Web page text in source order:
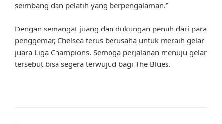
seimbang dan pelatih yang berpengalaman.”
Dengan semangat juang dan dukungan penuh dari para
penggemar, Chelsea terus berusaha untuk meraih gelar
juara Liga Champions. Semoga perjalanan menuju gelar
tersebut bisa segera terwujud bagi The Blues.